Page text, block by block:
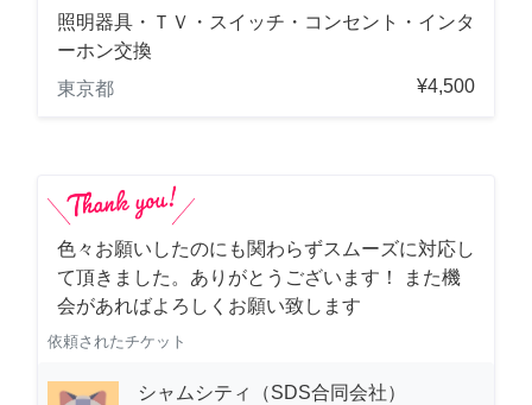
照明器具・ＴＶ・スイッチ・コンセント・インタ
ーホン交換
東京都
¥4,500
色々お願いしたのにも関わらずスムーズに対応し
て頂きました。ありがとうございます！ また機
会があればよろしくお願い致します
依頼されたチケット
シャムシティ（SDS合同会社）